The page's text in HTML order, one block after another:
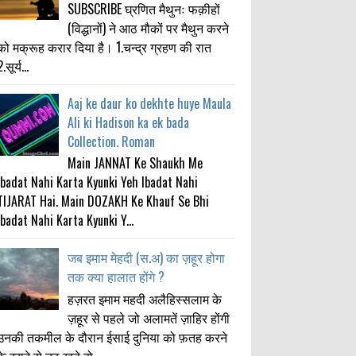
SUBSCRIBE घ्रणित मैथुनः फक़ीहों
(विद्धानों) ने आठ मौकों पर मैथुन करने
मक्रूह करार दिया है। 1.चन्द्र ग्रहण की रात
Aaj ke daur ko dekhte huye Maula
Ali ki Hadison ka ek bada
Collection. Roman
Main JANNAT Ke Shaukh Me
Nahi Karta Kyunki Yeh Ibadat Nahi
Hai. Main DOZAKH Ke Khauf Se Bhi
Nahi Karta Kyunki Y...
जब इमाम मेहदी (स.अ) का ज़हूर होगा
तक क्या हालात होंगे ?
हज़रत इमाम महदी अलैहिस्सलाम के
ज़हूर से पहले जो अलामतें ज़ाहिर होंगी
तकमील के दौरान ईसाई दुनिया को फ़तह करने